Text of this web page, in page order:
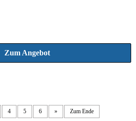
Zum Angebot
4 5 6 » Zum Ende